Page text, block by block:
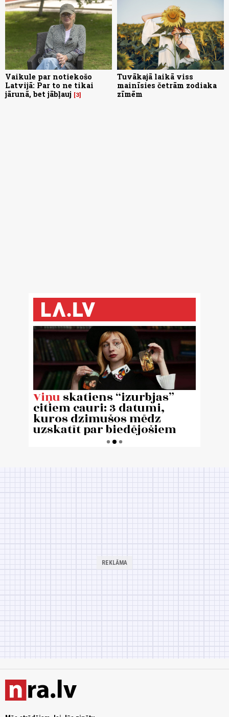
Vaikule par notiekošo
Latvijā: Par to ne tikai
jārunā, bet jābļauj
3
Tuvākajā laikā viss
mainīsies četrām zodiaka
zīmēm